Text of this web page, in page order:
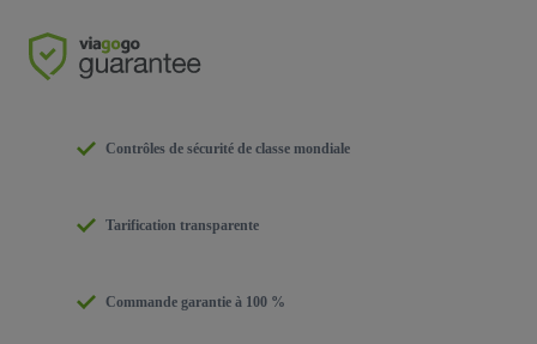
Contrôles de sécurité de classe mondiale
Tarification transparente
Commande garantie à 100 %